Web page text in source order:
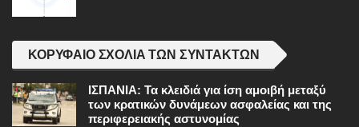
ΚΟΡΥΦΑΊΟ ΣΧΌΛΙΑ ΤΩΝ ΣΥΝΤΑΚΤΏΝ
ΙΣΠΑΝΙΑ: Τα κλειδιά για ίση αμοιβή μεταξύ
των κρατικών δυνάμεων ασφαλείας και της
περιφερειακής αστυνομίας